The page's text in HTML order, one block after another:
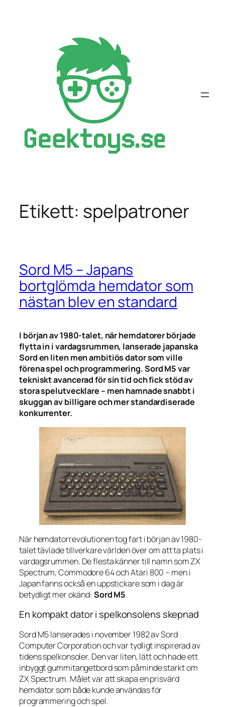
Etikett: spelpatroner
Sord M5 – Japans
bortglömda hemdator som
nästan blev en standard
I början av 1980-talet, när hemdatorer började
flytta in i vardagsrummen, lanserade japanska
Sord en liten men ambitiös dator som ville
förena spel och programmering. Sord M5 var
tekniskt avancerad för sin tid och fick stöd av
stora spelutvecklare – men hamnade snabbt i
skuggan av billigare och mer standardiserade
konkurrenter.
När hemdatorrevolutionen tog fart i början av 1980-
talet tävlade tillverkare världen över om att ta plats i
vardagsrummen. De flesta känner till namn som ZX
Spectrum, Commodore 64 och Atari 800 – men i
Japan fanns också en uppstickare som i dag är
betydligt mer okänd: Sord M5.
En kompakt dator i spelkonsolens skepnad
Sord M5 lanserades i november 1982 av Sord
Computer Corporation och var tydligt inspirerad av
tidens spelkonsoler. Den var liten, lätt och hade ett
inbyggt gummitangetbord som påminde starkt om
ZX Spectrum. Målet var att skapa en prisvärd
hemdator som både kunde användas för
programmering och spel.